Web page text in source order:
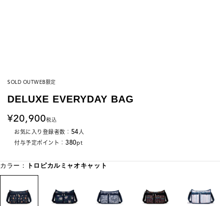
SOLD OUTWEB限定
DELUXE EVERYDAY BAG
20,900税込
お気に入り登録者数： 54人
付与予定ポイント： 380pt
カラー： トロピカルミャオキャット